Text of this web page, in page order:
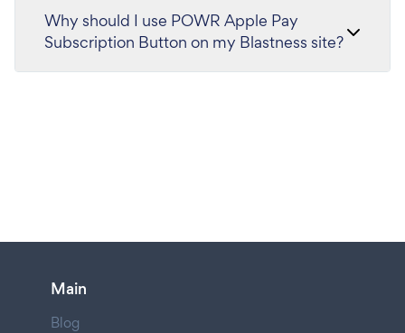
Why should I use POWR Apple Pay
Subscription Button on my Blastness site?
Main
Blog